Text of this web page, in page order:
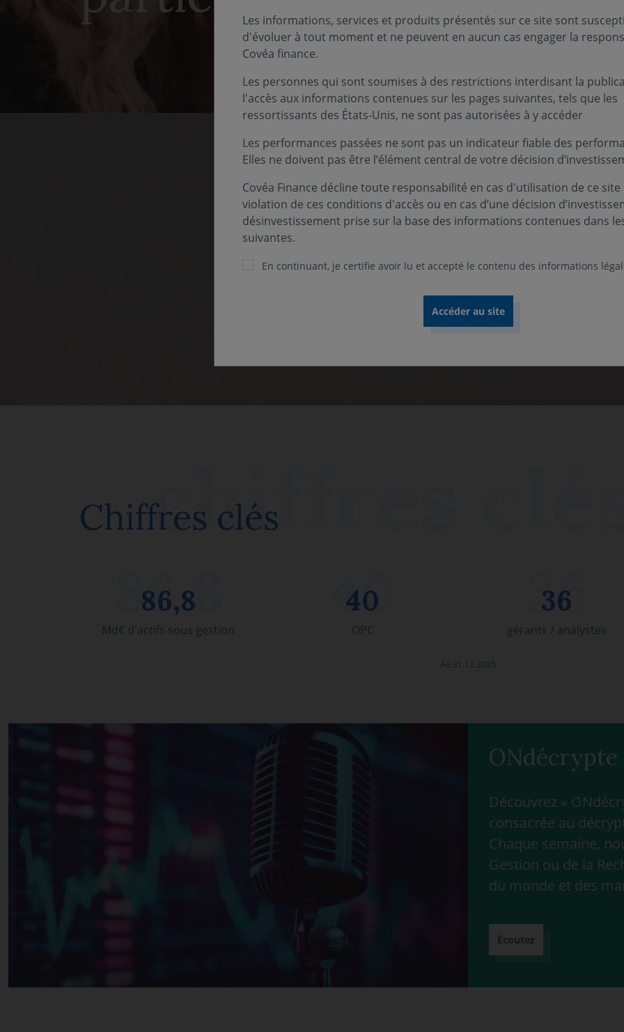
Nos rapports 2025
Pour comprendre notre vision, notre stratégie et nos
Découvrir nos rapports
Chiffres clés
86,8
Md€ d'actifs sous gestion
40
OPC
36
gérants / analystes
Au 31.12.2025
ONdécrypte
Découvrez «
consacrée au
Chaque semaine,
Gestion ou de la
du monde et des
Écoutez
Les informations, services et produits présentés sur ce site sont
d'évoluer à tout moment et ne peuvent en aucun cas engager la
Covéa finance.
Les personnes qui sont soumises à des restrictions interdisant la
l'accès aux informations contenues sur les pages suivantes, tels que les
ressortissants des États-Unis, ne sont pas autorisées à y accéder
Les performances passées ne sont pas un indicateur fiable des
Elles ne doivent pas être l’élément central de votre décision
Covéa Finance décline toute responsabilité en cas d'utilisation de ce
violation de ces conditions d'accès ou en cas d’une décision
désinvestissement prise sur la base des informations contenues dans
suivantes.
En continuant, je certifie avoir lu et accepté le contenu des informations